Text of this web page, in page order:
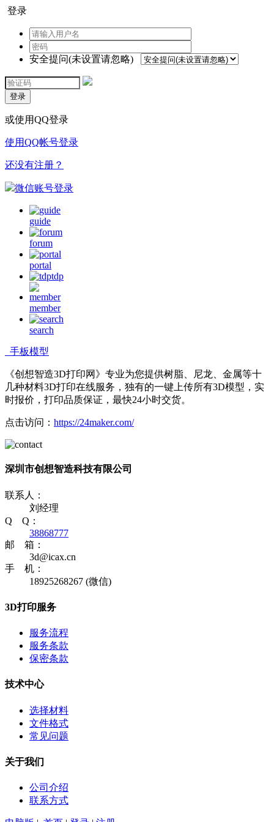
登录
安全提问(未设置请忽略)
登录
或使用QQ登录
使用QQ帐号登录
还没有注册？
微信账号登录
guide
forum
portal
tdp
member
search
手板模型
《创想智造3D打印网》专业为您提供树脂、尼龙、金属等十
几种材料3D打印在线服务，独有的一键上传所有3D模型，实
时报价，打印品质保证，最快24小时交货。
点击访问： https://24maker.com/
深圳市创想智造科技有限公司
联系人：
刘经理
Q Q：
38868777
邮 箱：
3d@icax.cn
手 机：
18925268267 (微信)
3D打印服务
服务流程
服务条款
保密条款
技术中心
选择材料
文件格式
常见问题
关于我们
公司介绍
联系方式